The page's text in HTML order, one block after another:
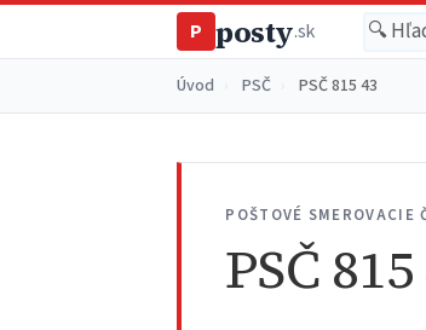
P posty.sk
Úvod PSČ PSČ 815 43
POŠTOVÉ
PSČ